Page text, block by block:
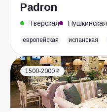
Padron
Тверская Пушкинская
европейская испанская
1500-2000 ₽